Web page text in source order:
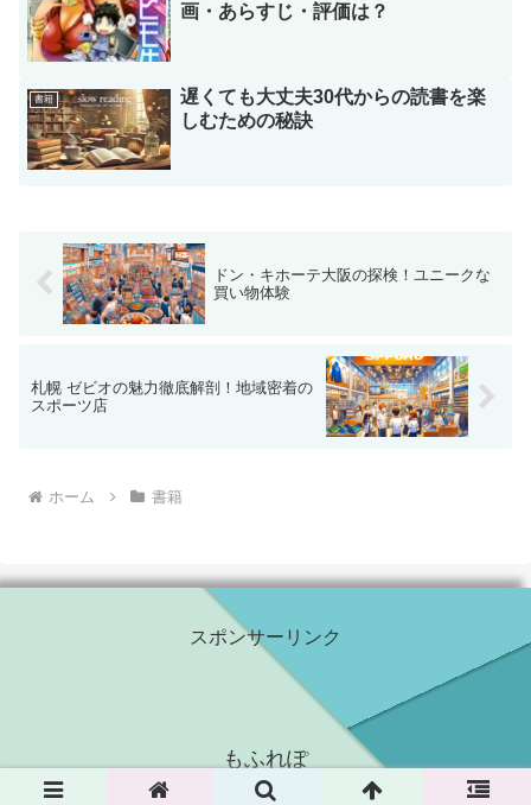
画・あらすじ・評価は？
書籍
遅くても大丈夫30代からの読書を楽
しむための秘訣
ドン・キホーテ大阪の探検！ユニークな
買い物体験
札幌 ゼビオの魅力徹底解剖！地域密着の
スポーツ店
ホーム 書籍
スポンサーリンク
もふれぽ
© 2022 もふれぽ.